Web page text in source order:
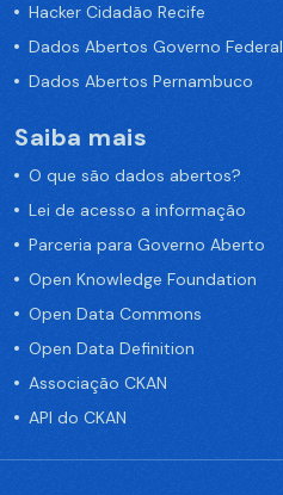
Hacker Cidadão Recife
Dados Abertos Governo Federal
Dados Abertos Pernambuco
Saiba mais
O que são dados abertos?
Lei de acesso a informação
Parceria para Governo Aberto
Open Knowledge Foundation
Open Data Commons
Open Data Definition
Associação CKAN
API do CKAN